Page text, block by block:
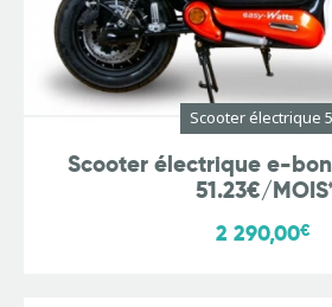
Scooter électrique
Scooter électrique e-
51.23€/
2 290,00€